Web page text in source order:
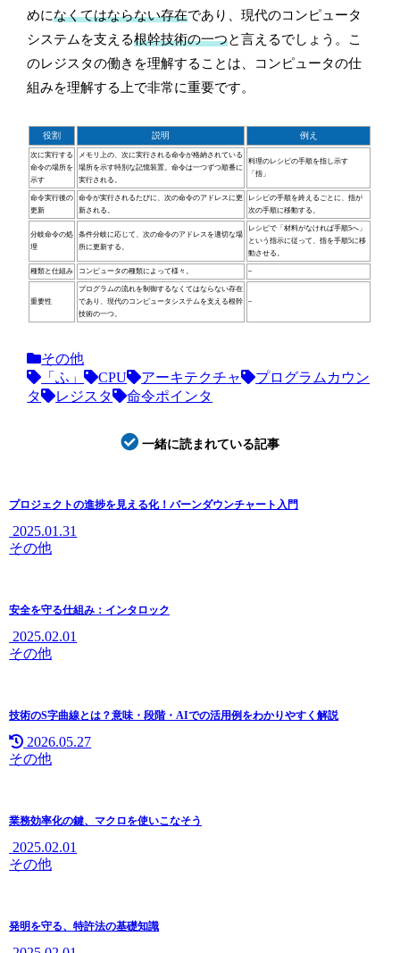
めになくてはならない存在であり、現代のコンピュータ
システムを支える根幹技術の一つと言えるでしょう。こ
のレジスタの働きを理解することは、コンピュータの仕
組みを理解する上で非常に重要です。
役割 説明 例え
次に実行する
命令の場所を
示す
メモリ上の、次に実行される命令が格納されている
場所を示す特別な記憶装置。命令は一つずつ順番に
実行される。
料理のレシピの手順を指し示す
「指」
命令実行後の
更新
命令が実行されるたびに、次の命令のアドレスに更
新される。
レシピの手順を終えるごとに、指が
次の手順に移動する。
分岐命令の処
理
条件分岐に応じて、次の命令のアドレスを適切な場
所に更新する。
レシピで「材料がなければ手順5へ」
という指示に従って、指を手順5に移
動させる。
種類と仕組み コンピュータの種類によって様々。 –
重要性
プログラムの流れを制御するなくてはならない存在
であり、現代のコンピュータシステムを支える根幹
技術の一つ。
–
その他
「ふ」
CPU アーキテクチャ
プログラムカウン
タ
レジスタ 命令ポインタ
一緒に読まれている記事
プロジェクトの進捗を見える化！バーンダウンチャート入門
2025.01.31
その他
安全を守る仕組み：インタロック
2025.02.01
その他
技術のS字曲線とは？意味・段階・AIでの活用例をわかりやすく解説
2026.05.27
その他
業務効率化の鍵、マクロを使いこなそう
2025.02.01
その他
発明を守る、特許法の基礎知識